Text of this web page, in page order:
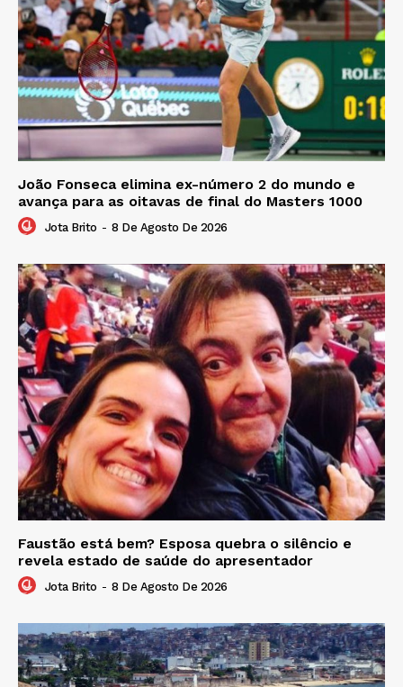
João Fonseca elimina ex-número 2 do mundo e
avança para as oitavas de final do Masters 1000
Jota Brito - 8 De Agosto De 2026
Faustão está bem? Esposa quebra o silêncio e
revela estado de saúde do apresentador
Jota Brito - 8 De Agosto De 2026